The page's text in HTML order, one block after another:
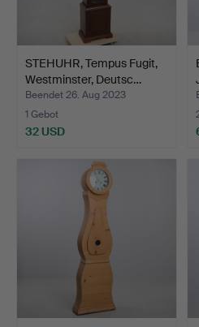
STEHUHR, Tempus Fugit,
Westminster, Deutsc…
Beendet 26. Aug 2023
1 Gebot
32 USD